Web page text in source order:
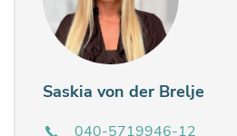
Saskia von der Brelje
040-5719946-12